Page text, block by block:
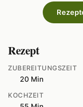
Rezept
ZUBEREITUNGSZEIT
20 Min
KOCHZEIT